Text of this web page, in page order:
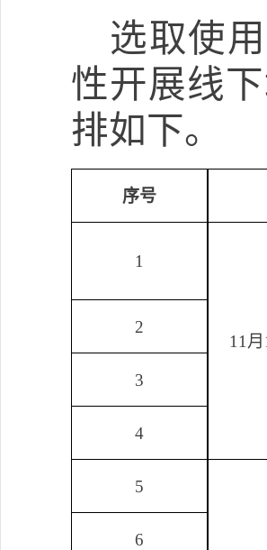
选取使
性开展线
排如下。
序号
1
11 月
2
3
4
5
6